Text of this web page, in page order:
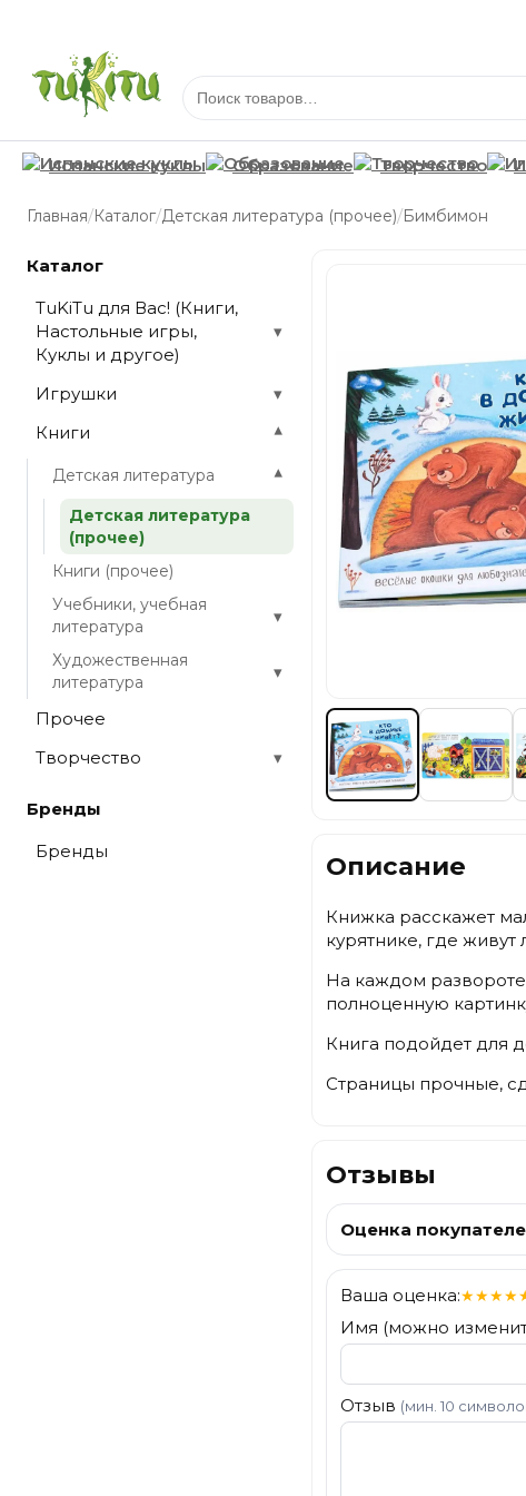
Испанские куклы Образование Творчество
Главная/Каталог/Детская литература (прочее)/Бимбимон
Каталог
TuKiTu для Вас! (Книги,
Настольные игры,
Куклы и другое)
▾
Игрушки
▾
Книги
▾
Детская литература ▾
Детская литература
(прочее)
Книги (прочее)
Учебники, учебная
литература
▾
Художественная
литература
▾
Прочее
Творчество
▾
Бренды
Бренды
Описание
Книжка расскажет
курятнике, где
На каждом
полноценную
Книга подойдет для
Страницы прочные,
Отзывы
Оценка
Ваша оценка:★★★★
Имя (можно
Отзыв (мин. 10